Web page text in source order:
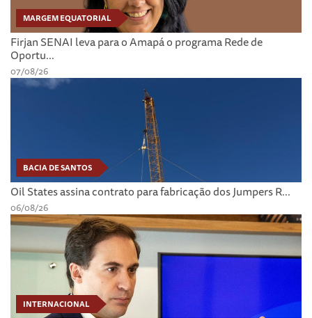
MARGEM EQUATORIAL
Firjan SENAI leva para o Amapá o programa Rede de
Oportu...
07/08/26
BACIA DE SANTOS
Oil States assina contrato para fabricação dos Jumpers R...
06/08/26
INTERNACIONAL